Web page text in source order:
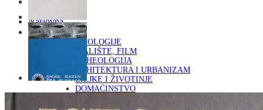
Naslovna
KNJIGE
OD ARHEOLOGIJE
DO KAZALIŠTE, FILM
ARHEOLOGIJA
ARHITEKTURA I URBANIZAM
BILJKE I ŽIVOTINJE
DOMAĆINSTVO
ETNOLOGIJA